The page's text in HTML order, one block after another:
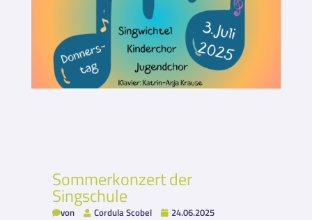
Sommerkonzert der
Singschule
von Cordula Scobel 24.06.2025